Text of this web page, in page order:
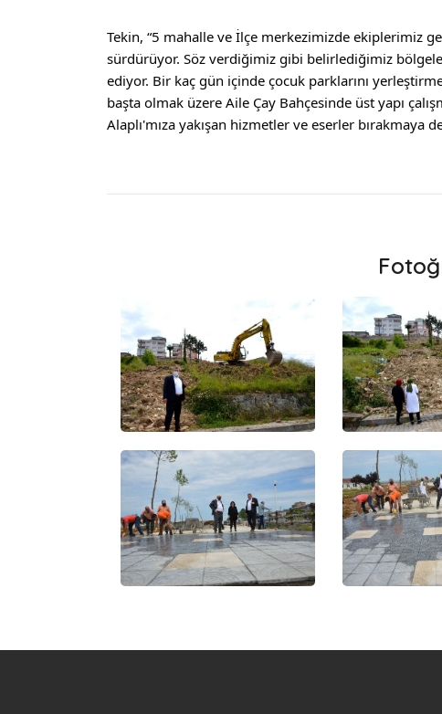
Tekin, “5 mahalle ve İlçe merkezimizde ekiplerimiz
sürdürüyor. Söz verdiğimiz gibi belirlediğimiz
ediyor. Bir kaç gün içinde çocuk parklarını
başta olmak üzere Aile Çay Bahçesinde üst yapı
Alaplı'mıza yakışan hizmetler ve eserler bırakmaya